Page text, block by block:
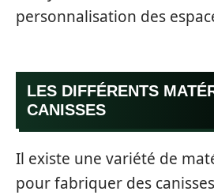
personnalisation des
LES DIFFÉRENTS
CANISSES
Il existe une variété de
pour fabriquer des